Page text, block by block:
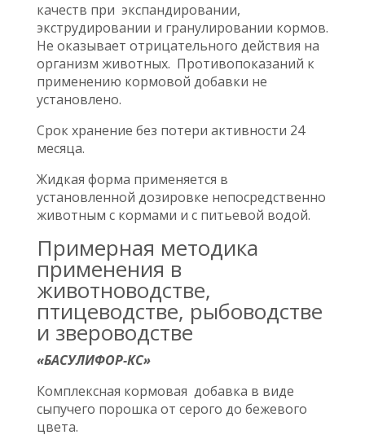
качеств при экспандировании,
экструдировании и гранулировании кормов.
Не оказывает отрицательного действия на
организм животных. Противопоказаний к
применению кормовой добавки не
установлено.
Срок хранение без потери активности 24
месяца.
Жидкая форма применяется в
установленной дозировке непосредственно
животным с кормами и с питьевой водой.
Примерная методика
применения в
животноводстве,
птицеводстве, рыбоводстве
и звероводстве
«БАСУЛИФОР-КС»
Комплексная кормовая добавка в виде
сыпучего порошка от серого до бежевого
цвета.